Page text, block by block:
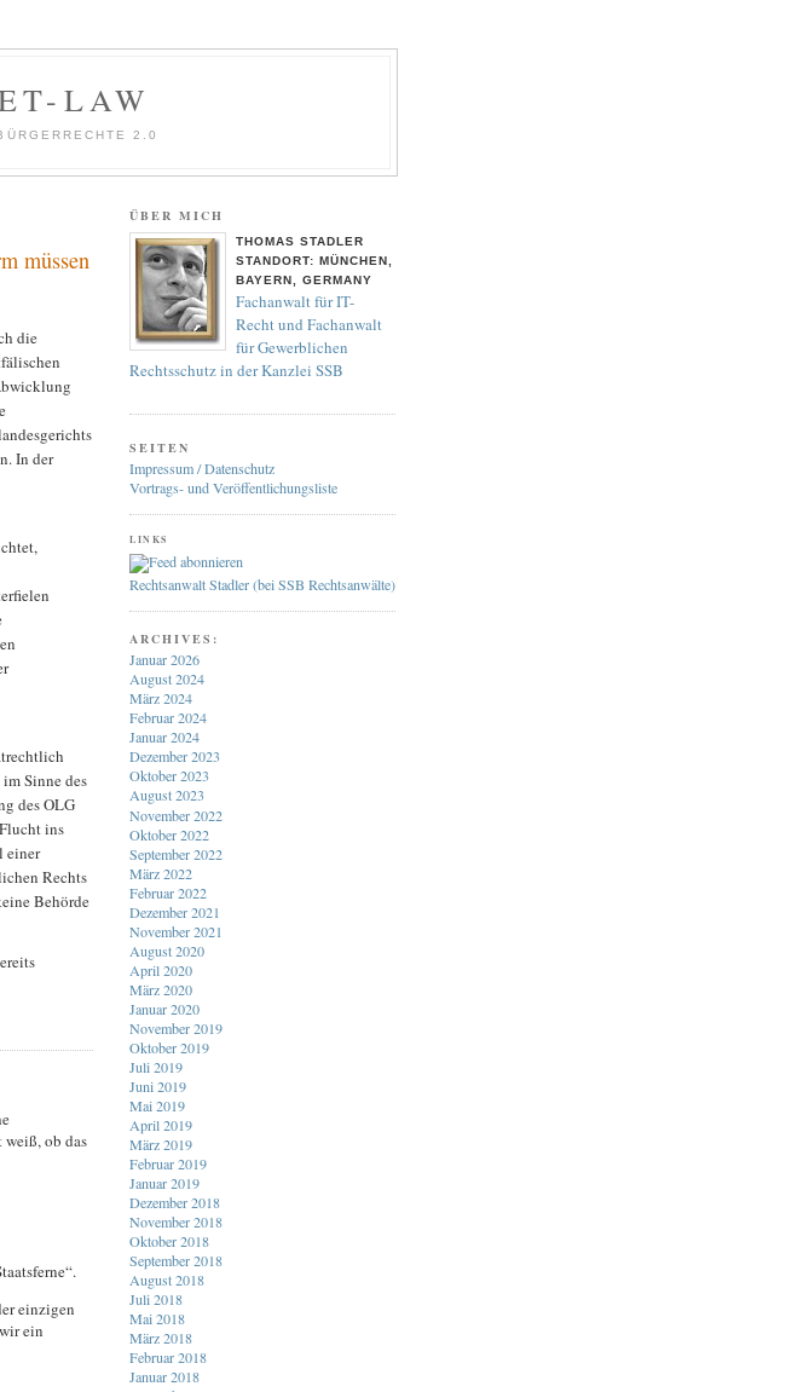
LAW
2.0
müssen
die
In der
Sinne des
des OLG
ins
einer
Rechts
Behörde
ob das
einzigen
ein
ÜBER MICH
THOMAS STADLER
STANDORT: MÜNCHEN,
BAYERN, GERMANY
Fachanwalt für IT-
Recht und Fachanwalt
für Gewerblichen
Rechtsschutz in der Kanzlei SSB
SEITEN
Impressum / Datenschutz
Vortrags- und Veröffentlichungsliste
LINKS
Rechtsanwalt Stadler (bei SSB Rechtsanwälte)
ARCHIVES:
Januar 2026
August 2024
März 2024
Februar 2024
Januar 2024
Dezember 2023
Oktober 2023
August 2023
November 2022
Oktober 2022
September 2022
März 2022
Februar 2022
Dezember 2021
November 2021
August 2020
April 2020
März 2020
Januar 2020
November 2019
Oktober 2019
Juli 2019
Juni 2019
Mai 2019
April 2019
März 2019
Februar 2019
Januar 2019
Dezember 2018
November 2018
Oktober 2018
September 2018
August 2018
Juli 2018
Mai 2018
März 2018
Februar 2018
Januar 2018